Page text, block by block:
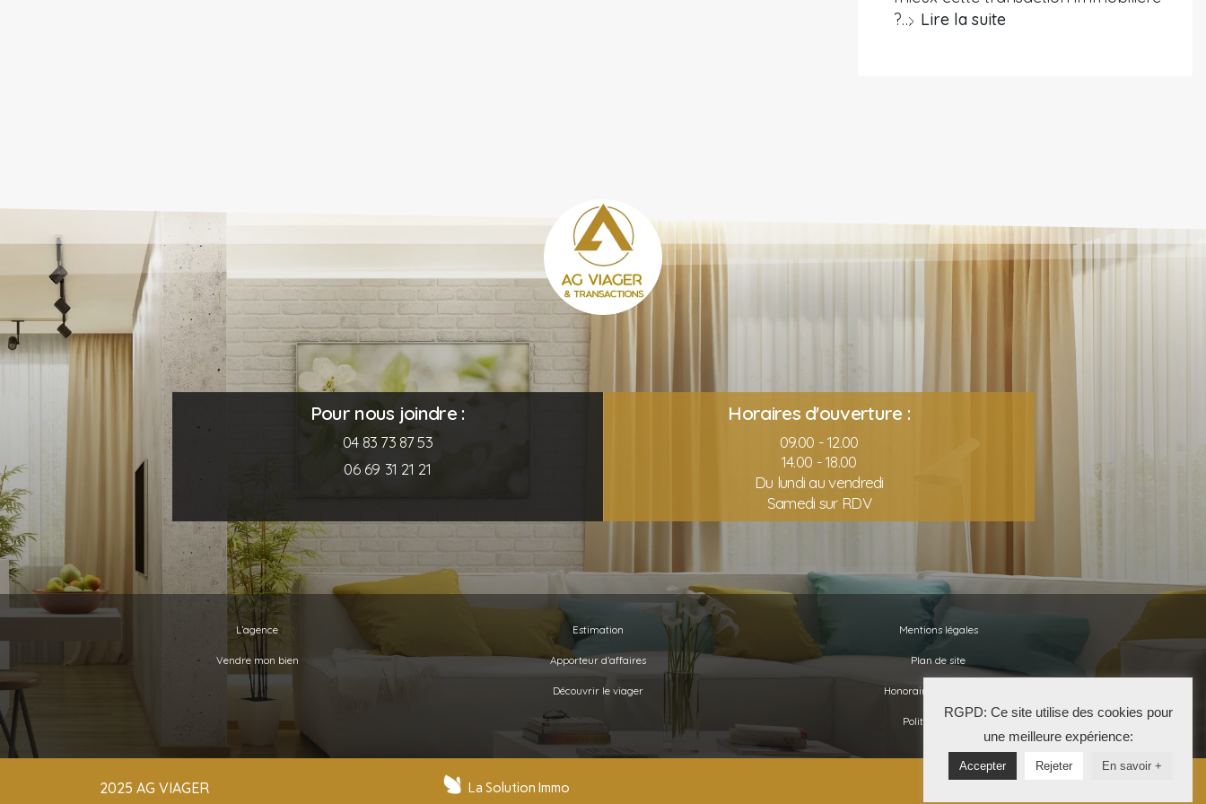
?… Lire la suite
Pour nous joindre :
04 83 73 87 53
06 69 31 21 21
Horaires d'ouverture :
09.00 - 12.00
14.00 - 18.00
Du lundi au vendredi
Samedi sur RDV
L’agence
Vendre mon bien
Estimation
Apporteur d’affaires
Découvrir le viager
Mentions légales
Plan de site
Honoraires de l’agence
Politique RGPD
2025 AG VIAGER La Solution Immo
RGPD: Ce site utilise des cookies pour
une meilleure expérience:
Accepter Rejeter En savoir +